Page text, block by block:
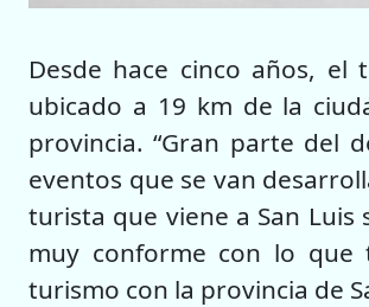
Desde hace cinco años,
ubicado a 19 km de la
provincia. “Gran parte del
eventos que se van
turista que viene a San
muy conforme con lo que
turismo con la provincia de